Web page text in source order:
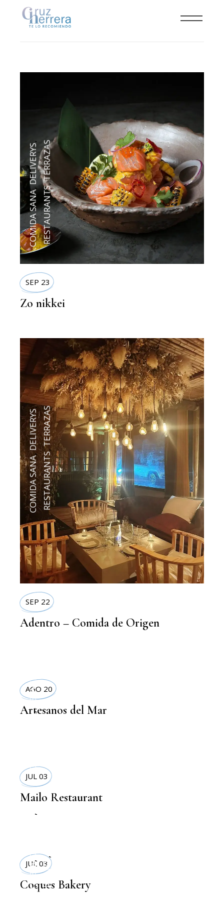
COMIDA SANA
,
DELIVERYS
,
RESTAURANTS
,
TERRAZAS
SEP 23
Zo nikkei
COMIDA SANA
,
DELIVERYS
,
RESTAURANTS
,
TERRAZAS
SEP 22
Adentro – Comida de Origen
,
DELIVERYS
AGO 20
Artesanos del Mar
,
,
,
JUL 03
Mailo Restaurant
,
DELIVERYS
JUL 03
Coques Bakery